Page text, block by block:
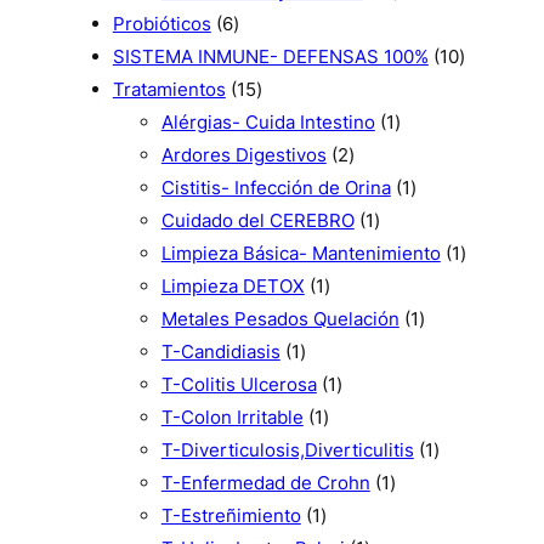
o
s
o c
o
s
u
c
t
o
s
u
t
s
r
o
d
u
c
t
o
s
r
d
u
c
o
s
p
o
u
t
s
Probióticos 66
p
r
o
d
u
c
t
o
s
SISTEMA INMUNE- DEFENSAS 100% 101
u
Tratamientos 151
5
p
r
o
d
u
c
t
o
s
Alérgias- Cuida Intestino 11
r
d
c
Ardores Digestivos 22
p
r
o
u
s
Cistitis- Infección de Orina 11
r
d
o
Cuidado del CEREBRO 11
p
o
t
o
Limpieza Básica- Mantenimiento 11
Limpieza DETOX 11
p
o
d
u
c
t
Metales Pesados Quelación 11
d
T-Candidiasis 11
p
r
o
d
u
T-Colitis Ulcerosa 11
r
o
T-Colon Irritable 11
p
r
o
T-Diverticulosis,Diverticulitis 11
T-Enfermedad de Crohn 11
T-Estreñimiento 11